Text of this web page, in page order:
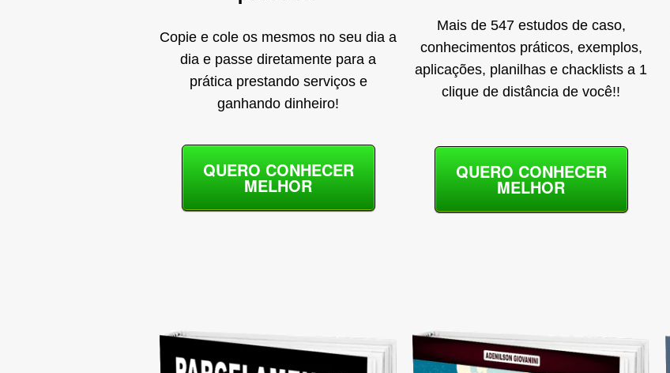
Copie e cole os mesmos no seu dia a
dia e passe diretamente para a
prática prestando serviços e
ganhando dinheiro!
QUERO CONHECER
MELHOR
Mais de 547 estudos de caso,
conhecimentos práticos, exemplos,
aplicações, planilhas e chacklists a 1
clique de distância de você!!
QUERO CONHECER
MELHOR